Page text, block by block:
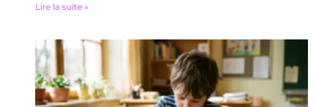
Lire la suite »